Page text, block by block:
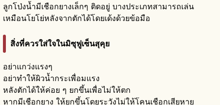
ลูกโป่งน้ำมีเชือกยางเล็กๆ ติดอยู่ บางประเภทสามารถเล่น
เหมือนโยโย่หลังจากตักได้โดยเด้งด้วยข้อมือ
สิ่งที่ควรใส่ใจในมิซุฟูเซ็นสุคุย
อย่าแกว่งแรงๆ
อย่าทำให้ผิวน้ำกระเพื่อมแรง
หลังตักได้ให้ค่อย ๆ ยกขึ้นเพื่อไม่ให้ตก
หากมีเชือกยาง ให้ยกขึ้นโดยระวังไม่ให้โคนเชือกเสียหาย